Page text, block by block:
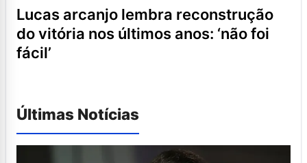
lucas arcanjo lembra reconstrução
do vitória nos últimos anos: ‘não foi
fácil’
Últimas Notícias